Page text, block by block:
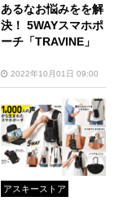
あるなお悩みをを解
決！ 5WAYスマホポ
ーチ「TRAVINE」
2022年10月01日 09:00
アスキーストア